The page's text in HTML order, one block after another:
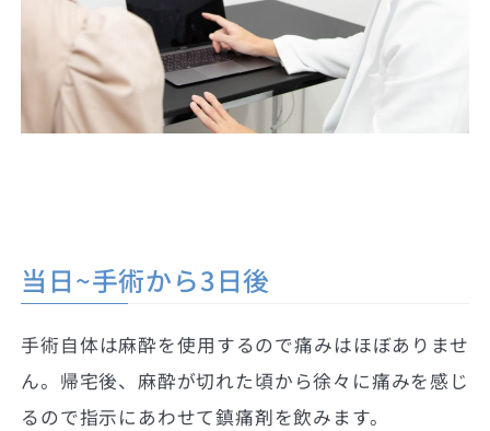
当日~手術から3日後
手術自体は麻酔を使用するので痛みはほぼありませ
ん。帰宅後、麻酔が切れた頃から徐々に痛みを感じ
るので指示にあわせて鎮痛剤を飲みます。